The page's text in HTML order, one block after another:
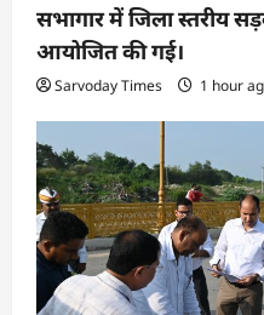
सभागार में जिला स्तरीय
आयोजित की गई।
Sarvoday Times 1 hour